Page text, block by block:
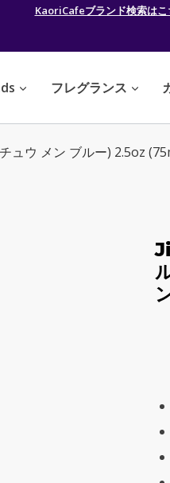
KaoriCafeブランド検索はこ
フレグランス
ュウ メン ブルー) 2.5oz